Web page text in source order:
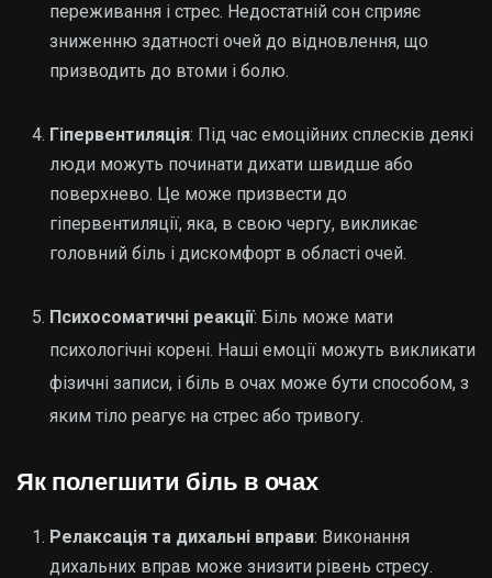
переживання і стрес. Недостатній сон сприяє
зниженню здатності очей до відновлення, що
призводить до втоми і болю.
Гіпервентиляція: Під час емоційних сплесків деякі
люди можуть починати дихати швидше або
поверхнево. Це може призвести до
гіпервентиляції, яка, в свою чергу, викликає
головний біль і дискомфорт в області очей.
Психосоматичні реакції: Біль може мати
психологічні корені. Наші емоції можуть викликати
фізичні записи, і біль в очах може бути способом, з
яким тіло реагує на стрес або тривогу.
Як полегшити біль в очах
Релаксація та дихальні вправи: Виконання
дихальних вправ може знизити рівень стресу.